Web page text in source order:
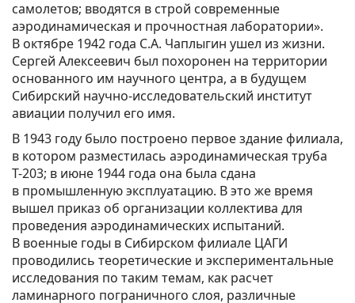
самолетов; вводятся в строй современные
аэродинамическая и прочностная лаборатории».
В октябре 1942 года С.А. Чаплыгин ушел из жизни.
Сергей Алексеевич был похоронен на территории
основанного им научного центра, а в будущем
Сибирский научно-исследовательский институт
авиации получил его имя.
В 1943 году было построено первое здание филиала,
в котором разместилась аэродинамическая труба
Т-203; в июне 1944 года она была сдана
в промышленную эксплуатацию. В это же время
вышел приказ об организации коллектива для
проведения аэродинамических испытаний.
В военные годы в Сибирском филиале ЦАГИ
проводились теоретические и экспериментальные
исследования по таким темам, как расчет
ламинарного пограничного слоя, различные